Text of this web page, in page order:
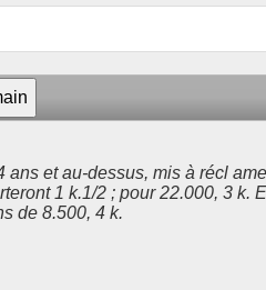
et au-dessus, mis à récl
1 k.1/2 ; pour 22.000, 3
de 8.500, 4 k.